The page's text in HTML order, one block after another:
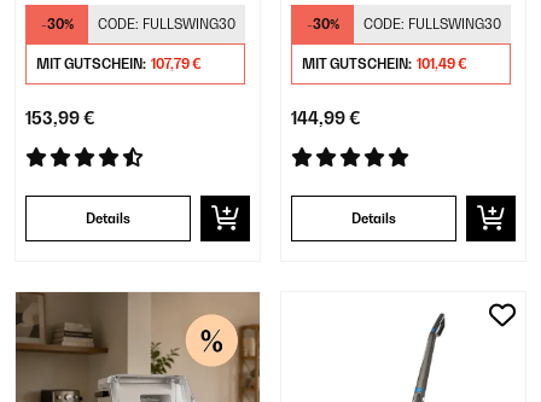
-30% CODE: FULLSWING30
MIT GUTSCHEIN: 107,79 €
153,99 €
Details
-30% CODE: FULLSWING30
MIT GUTSCHEIN: 101,49 €
144,99 €
Details